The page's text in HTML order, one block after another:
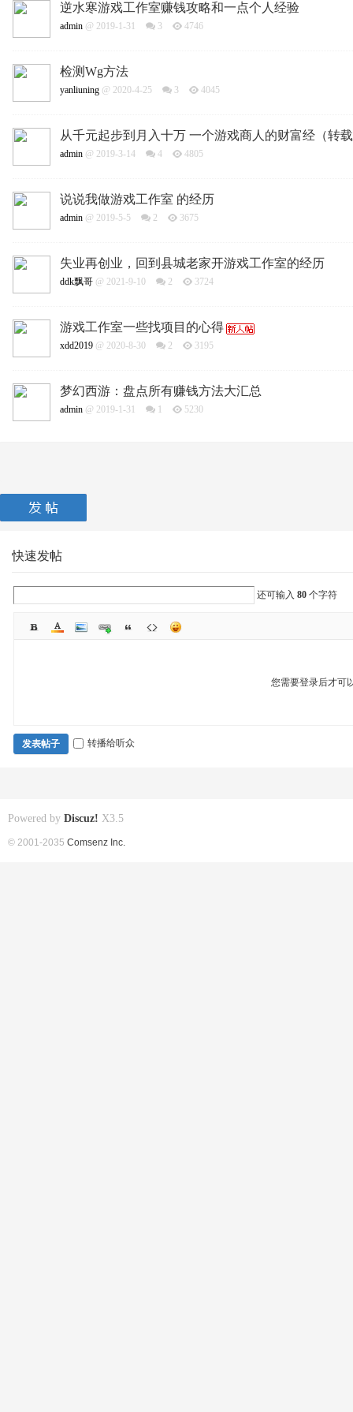
逆水寒游戏工作室赚钱攻略和一点个人经验
admin @ 2019-1-31 3 4746
检测Wg方法
yanliuning @ 2020-4-25 3 4045
从千元起步到月入十万 一个游戏商人的财富经（转
admin @ 2019-3-14 4 4805
说说我做游戏工作室 的经历
admin @ 2019-5-5 2 3675
失业再创业，回到县城老家开游戏工作室的经历
ddk飘哥 @ 2021-9-10 2 3724
游戏工作室一些找项目的心得
xdd2019 @ 2020-8-30 2 3195
梦幻西游：盘点所有赚钱方法大汇总
admin @ 2019-1-31 1 5230
快速发帖
还可输入 80 个字符
您需要登录后才可
发表帖子 转播给听众
Powered by Discuz! X3.5
© 2001-2035 Comsenz Inc.